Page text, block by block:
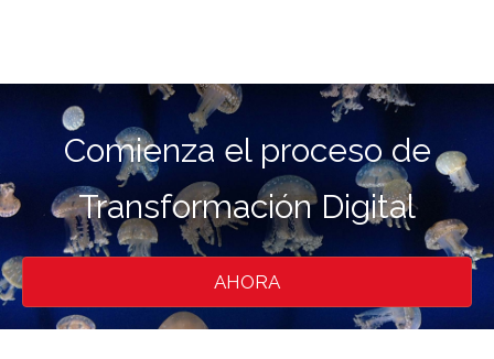
Comienza el proceso de
Transformación Digital
AHORA